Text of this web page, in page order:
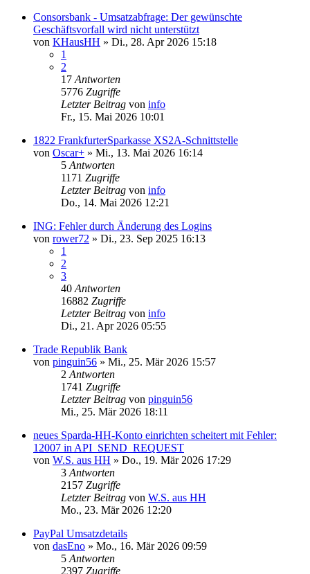
Consorsbank - Umsatzabfrage: Der gewünschte
Geschäftsvorfall wird nicht unterstützt
von KHausHH » Di., 28. Apr 2026 15:18
1
2
17 Antworten
5776 Zugriffe
Letzter Beitrag von info
Fr., 15. Mai 2026 10:01
1822 FrankfurterSparkasse XS2A-Schnittstelle
von Oscar+ » Mi., 13. Mai 2026 16:14
5 Antworten
1171 Zugriffe
Letzter Beitrag von info
Do., 14. Mai 2026 12:21
ING: Fehler durch Änderung des Logins
von rower72 » Di., 23. Sep 2025 16:13
1
2
3
40 Antworten
16882 Zugriffe
Letzter Beitrag von info
Di., 21. Apr 2026 05:55
Trade Republik Bank
von pinguin56 » Mi., 25. Mär 2026 15:57
2 Antworten
1741 Zugriffe
Letzter Beitrag von pinguin56
Mi., 25. Mär 2026 18:11
neues Sparda-HH-Konto einrichten scheitert mit Fehler:
12007 in API_SEND_REQUEST
von W.S. aus HH » Do., 19. Mär 2026 17:29
3 Antworten
2157 Zugriffe
Letzter Beitrag von W.S. aus HH
Mo., 23. Mär 2026 12:20
PayPal Umsatzdetails
von dasEno » Mo., 16. Mär 2026 09:59
5 Antworten
2397 Zugriffe